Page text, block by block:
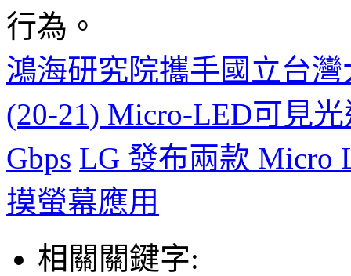
行為。
鴻海研究院攜手國立台
(20-21) Micro-LED可見
Gbps LG 發布兩款 Micro
摸螢幕應用
相關關鍵字: